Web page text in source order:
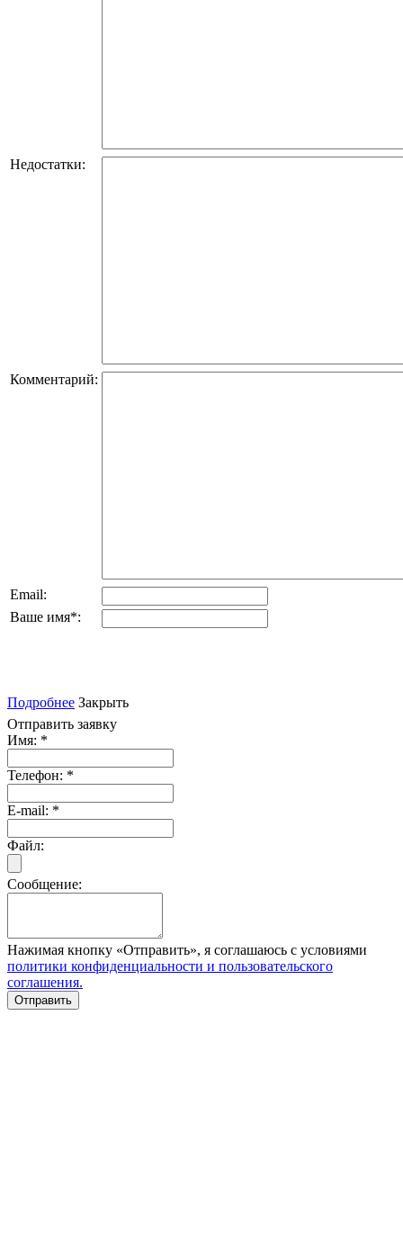
Недостатки:
Комментарий:
Email:
Ваше имя*:
Подробнее Закрыть
Отправить заявку
Имя: *
Телефон: *
E-mail: *
Файл:
Сообщение:
Нажимая кнопку «Отправить», я соглашаюсь с условиями
политики конфиденциальности и пользовательского
соглашения.
Отправить